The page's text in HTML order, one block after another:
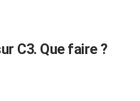
C3. Que faire ?